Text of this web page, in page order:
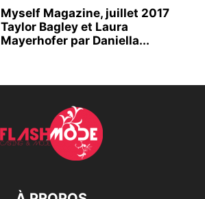
Myself Magazine, juillet 2017
Taylor Bagley et Laura
Mayerhofer par Daniella...